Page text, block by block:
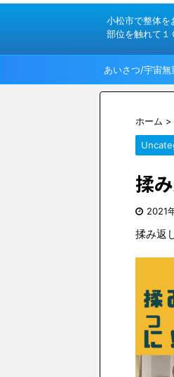
小松市で整体を
部位を触れて１
あいさつ/宇宙無
ホーム >
揉
2021
揉み返